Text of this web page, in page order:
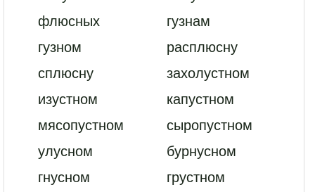
флюсных
гузнам
гузном
расплюсну
сплюсну
захолустном
изустном
капустном
мясопустном
сыропустном
улусном
бурнусном
гнусном
грустном